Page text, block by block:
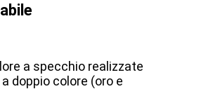
a specchio realizzate
doppio colore (oro e